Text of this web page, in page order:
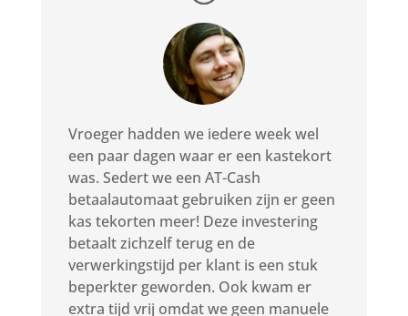
Vroeger hadden we iedere week wel
een paar dagen waar er een kastekort
was. Sedert we een AT-Cash
betaalautomaat gebruiken zijn er geen
kas tekorten meer! Deze investering
betaalt zichzelf terug en de
verwerkingstijd per klant is een stuk
beperkter geworden. Ook kwam er
extra tijd vrij omdat we geen manuele